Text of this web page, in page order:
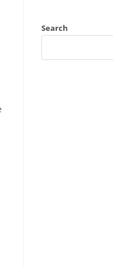
Search